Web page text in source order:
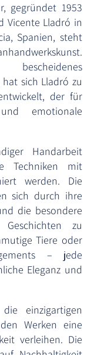
gegründet 1953
Vicente Lladró in
Spanien, steht
sich Lladró zu
der für
emotionale
Handarbeit
Techniken mit
werden. Die
sich durch ihre
die besondere
zu
Tiere oder
– jede
Eleganz und
einzigartigen
Werken eine
verleihen. Die